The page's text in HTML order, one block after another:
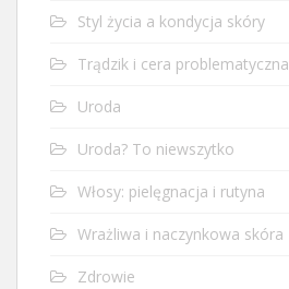
Styl życia a kondycja skóry
Trądzik i cera problematyczna
Uroda
Uroda? To niewszytko
Włosy: pielęgnacja i rutyna
Wrażliwa i naczynkowa skóra
Zdrowie